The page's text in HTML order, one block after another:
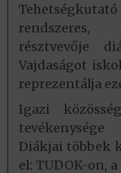
rendszeres,
résztvevője
Vajdaságot
reprezentálja
Igazi
Diákjai többek
el: TUDOK-on,